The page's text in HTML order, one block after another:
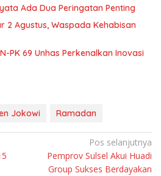
Ada Dua Peringatan Penting
2 Agustus, Waspada Kehabisan
PK 69 Unhas Perkenalkan Inovasi
Jokowi Ramadan
Pos selanjutnya
Pemprov Sulsel Akui Huadi
Group Sukses Berdayakan